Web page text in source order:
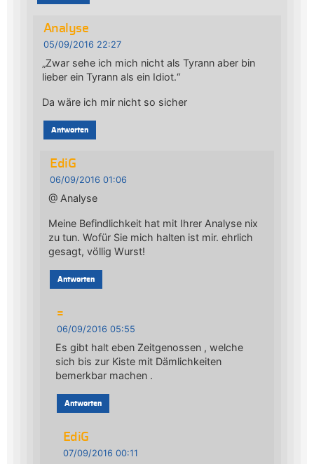
Analyse
05/09/2016 22:27
„Zwar sehe ich mich nicht als Tyrann aber bin
lieber ein Tyrann als ein Idiot.“
Da wäre ich mir nicht so sicher
Antworten
EdiG
06/09/2016 01:06
@ Analyse
Meine Befindlichkeit hat mit Ihrer Analyse nix
zu tun. Wofür Sie mich halten ist mir. ehrlich
gesagt, völlig Wurst!
Antworten
=
06/09/2016 05:55
Es gibt halt eben Zeitgenossen , welche
sich bis zur Kiste mit Dämlichkeiten
bemerkbar machen .
Antworten
EdiG
07/09/2016 00:11